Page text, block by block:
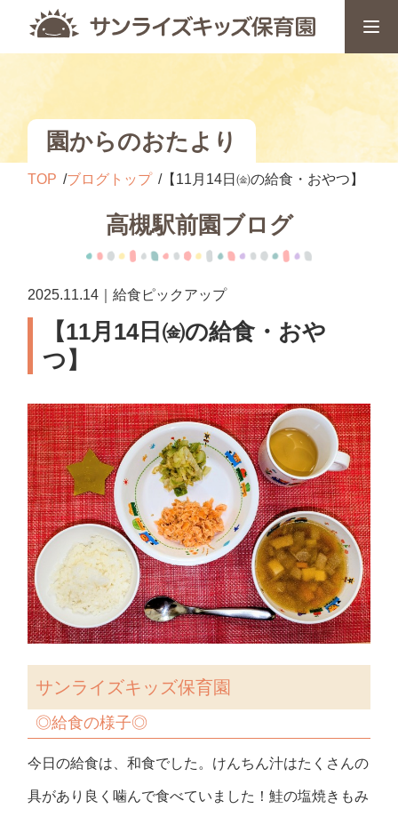
園からのおたより
TOP ブログトップ 【11月14日㈮の給食・おやつ】
高槻駅前園ブログ
2025.11.14｜給食ピックアップ
【11月14日㈮の給食・おや
つ】
サンライズキッズ保育園
◎給食の様子◎
今日の給食は、和食でした。けんちん汁はたくさんの
具があり良く噛んで食べていました！鮭の塩焼きもみ